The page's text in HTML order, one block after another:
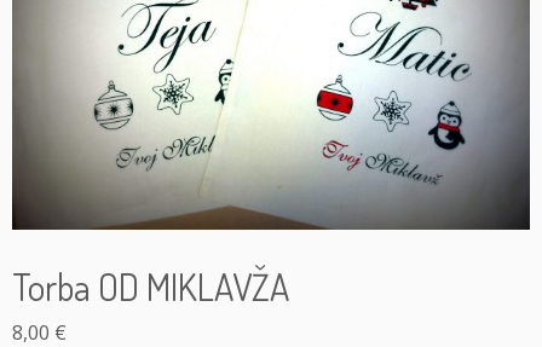
Torba OD MIKLAVŽA
8,00 €